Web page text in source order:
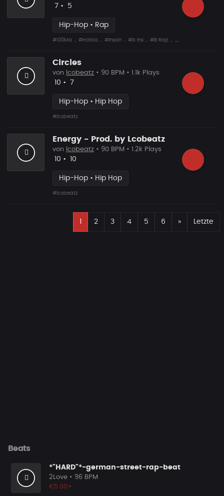
Likes
7 • Vorgeschlagen
5
Hip-Hop • Rap
#100Ma ... #Hotba ... #Insan ... #b Ins ... #B Rap ... #Shit ...
Circles
von lcobeatz • 90 BPM • 1.1k Plays
Likes
10 • Vorgeschlagen
7
Hip-Hop • Hip Hop
#lcobeatz
Energy - Prod. by Lcobeatz
von lcobeatz • 90 BPM • 1.2k Plays
Likes
10 • Vorgeschlagen
10
Hip-Hop • Hip Hop
#lcobeatz
2 3 4 5 6 »Nächste
Letzte
Beats
*"HARD"*-german-street-rap-beat
2Love • 96 BPM
€5.00+